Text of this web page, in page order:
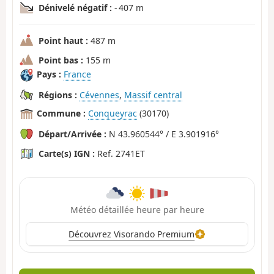
Dénivelé négatif : - 407 m
Point haut : 487 m
Point bas : 155 m
Pays : France
Régions : Cévennes, Massif central
Commune : Conqueyrac (30170)
Départ/Arrivée : N 43.960544° / E 3.901916°
Carte(s) IGN : Ref. 2741ET
Météo détaillée heure par heure
Découvrez Visorando Premium